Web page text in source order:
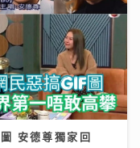
安德尊獨家回